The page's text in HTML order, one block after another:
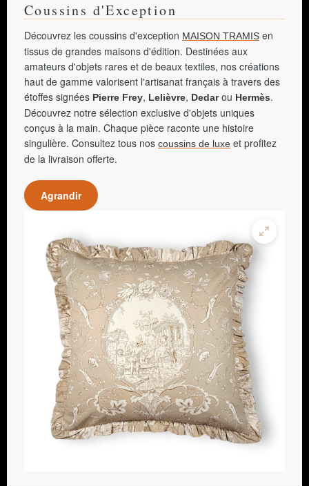
Coussins d'Exception
Découvrez les coussins d'exception MAISON TRAMIS en
tissus de grandes maisons d'édition. Destinées aux
amateurs d'objets rares et de beaux textiles, nos créations
haut de gamme valorisent l'artisanat français à travers des
étoffes signées Pierre Frey, Lelièvre, Dedarou Hermès.
Découvrez notre sélection exclusive d'objets uniques
conçus à la main. Chaque pièce raconte une histoire
singulière. Consultez tous nos coussins de luxe et profitez
de la livraison offerte.
Agrandir